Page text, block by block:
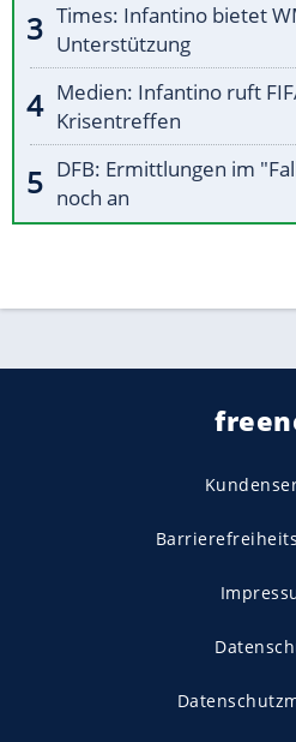
Times: Infantino bietet
Unterstützung
Medien: Infantino ruft
Krisentreffen
DFB: Ermittlungen im
noch an